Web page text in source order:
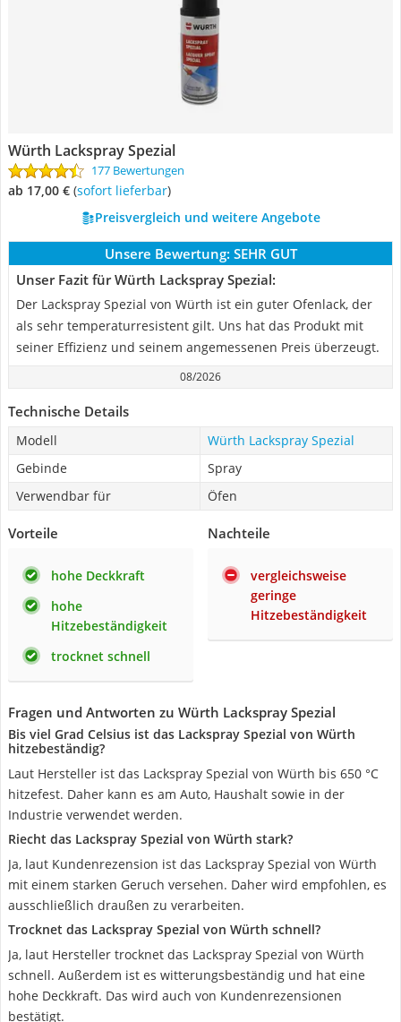
Würth Lackspray Spezial
177 Bewertungen
ab 17,00 € ( Sofort lieferbar)
Preisvergleich und weitere Angebote
Unsere Bewertung: SEHR GUT
Unser Fazit für Würth Lackspray Spezial:
Der Lackspray Spezial von Würth ist ein guter Ofenlack, der
als sehr temperaturresistent gilt. Uns hat das Produkt mit
seiner Effizienz und seinem angemessenen Preis überzeugt.
08/2026
Technische Details
Modell
Würth Lackspray Spezial
Gebinde
Spray
Verwendbar für
Öfen
Vorteile
hohe Deckkraft
hohe
Hitzebeständigkeit
trocknet schnell
Nachteile
vergleichsweise
geringe
Hitzebeständigkeit
Fragen und Antworten zu Würth Lackspray Spezial
Bis viel Grad Celsius ist das Lackspray Spezial von Würth
hitzebeständig?
Laut Hersteller ist das Lackspray Spezial von Würth bis 650 °C
hitzefest. Daher kann es am Auto, Haushalt sowie in der
Industrie verwendet werden.
Riecht das Lackspray Spezial von Würth stark?
Ja, laut Kundenrezension ist das Lackspray Spezial von Würth
mit einem starken Geruch versehen. Daher wird empfohlen, es
ausschließlich draußen zu verarbeiten.
Trocknet das Lackspray Spezial von Würth schnell?
Ja, laut Hersteller trocknet das Lackspray Spezial von Würth
schnell. Außerdem ist es witterungsbeständig und hat eine
hohe Deckkraft. Das wird auch von Kundenrezensionen
bestätigt.